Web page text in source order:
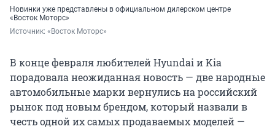
Новинки уже представлены в официальном дилерском центре
«Восток Моторс»
Источник: «Восток Моторс»
В конце февраля любителей Hyundai и Kia
порадовала неожиданная новость — две народные
автомобильные марки вернулись на российский
рынок под новым брендом, который назвали в
честь одной их самых продаваемых моделей —